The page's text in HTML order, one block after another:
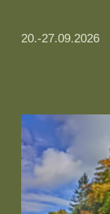
20.-27.09.2026